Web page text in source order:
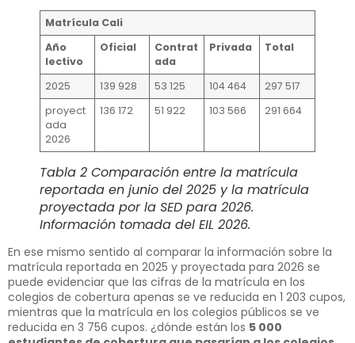
Matrícula Cali
Año
lectivo
Oficial
Contrat
ada
Privada Total
2025 139 928 53 125 104 464
297 517
proyect
ada
2026
136 172 51 922 103 566 291 664
Tabla 2 Comparación entre la matrícula
reportada en junio del 2025 y la matrícula
proyectada por la SED para 2026.
Información tomada del EIL 2026.
En ese mismo sentido al comparar la información sobre la
matrícula reportada en 2025 y proyectada para 2026 se
puede evidenciar que las cifras de la matrícula en los
colegios de cobertura apenas se ve reducida en 1 203 cupos,
mientras que la matrícula en los colegios públicos se ve
reducida en 3 756 cupos. ¿dónde están los 5 000